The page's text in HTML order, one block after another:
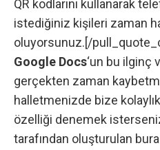
QR kodlarını kullanarak
istediğiniz kişileri zaman
oluyorsunuz.[/
Google Docs‘un bu ilginç
gerçekten zaman
halletmenizde bize
özelliği denemek
tarafından oluşturulan